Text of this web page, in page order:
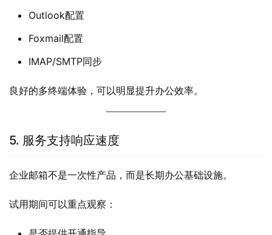
Outlook配置
Foxmail配置
IMAP/SMTP同步
良好的多终端体验，可以明显提升办公效率。
5. 服务支持响应速度
企业邮箱不是一次性产品，而是长期办公基础设施。
试用期间可以重点观察：